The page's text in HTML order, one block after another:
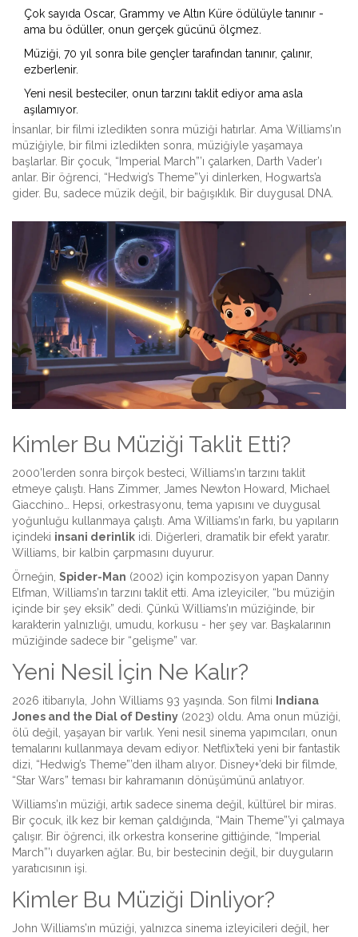
Çok sayıda Oscar, Grammy ve Altın Küre ödülüyle tanınır -
ama bu ödüller, onun gerçek gücünü ölçmez.
Müziği, 70 yıl sonra bile gençler tarafından tanınır, çalınır,
ezberlenir.
Yeni nesil besteciler, onun tarzını taklit ediyor ama asla
aşılamıyor.
İnsanlar, bir filmi izledikten sonra müziği hatırlar. Ama Williams’ın
müziğiyle, bir filmi izledikten sonra, müziğiyle yaşamaya
başlarlar. Bir çocuk, “Imperial March”’ı çalarken, Darth Vader’ı
anlar. Bir öğrenci, “Hedwig’s Theme”’yi dinlerken, Hogwarts’a
gider. Bu, sadece müzik değil, bir bağışıklık. Bir duygusal DNA.
Kimler Bu Müziği Taklit Etti?
2000’lerden sonra birçok besteci, Williams’ın tarzını taklit
etmeye çalıştı. Hans Zimmer, James Newton Howard, Michael
Giacchino… Hepsi, orkestrasyonu, tema yapısını ve duygusal
yoğunluğu kullanmaya çalıştı. Ama Williams’ın farkı, bu yapıların
içindeki insani derinlik idi. Diğerleri, dramatik bir efekt yaratır.
Williams, bir kalbin çarpmasını duyurur.
Örneğin, Spider-Man (2002) için kompozisyon yapan Danny
Elfman, Williams’ın tarzını taklit etti. Ama izleyiciler, “bu müziğin
içinde bir şey eksik” dedi. Çünkü Williams’ın müziğinde, bir
karakterin yalnızlığı, umudu, korkusu - her şey var. Başkalarının
müziğinde sadece bir “gelişme” var.
Yeni Nesil İçin Ne Kalır?
2026 itibarıyla, John Williams 93 yaşında. Son filmi
Indiana
Jones and the Dial of Destiny (2023) oldu. Ama onun müziği,
ölü değil, yaşayan bir varlık. Yeni nesil sinema yapımcıları, onun
temalarını kullanmaya devam ediyor. Netflix’teki yeni bir fantastik
dizi, “Hedwig’s Theme”’den ilham alıyor. Disney+’deki bir filmde,
“Star Wars” teması bir kahramanın dönüşümünü anlatıyor.
Williams’ın müziği, artık sadece sinema değil, kültürel bir miras.
Bir çocuk, ilk kez bir keman çaldığında, “Main Theme”’yi çalmaya
çalışır. Bir öğrenci, ilk orkestra konserine gittiğinde, “Imperial
March”’ı duyarken ağlar. Bu, bir bestecinin değil, bir duyguların
yaratıcısının işi.
Kimler Bu Müziği Dinliyor?
John Williams’ın müziği, yalnızca sinema izleyicileri değil, her